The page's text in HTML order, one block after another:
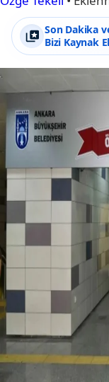
Son Dakika
Bizi Kaynak